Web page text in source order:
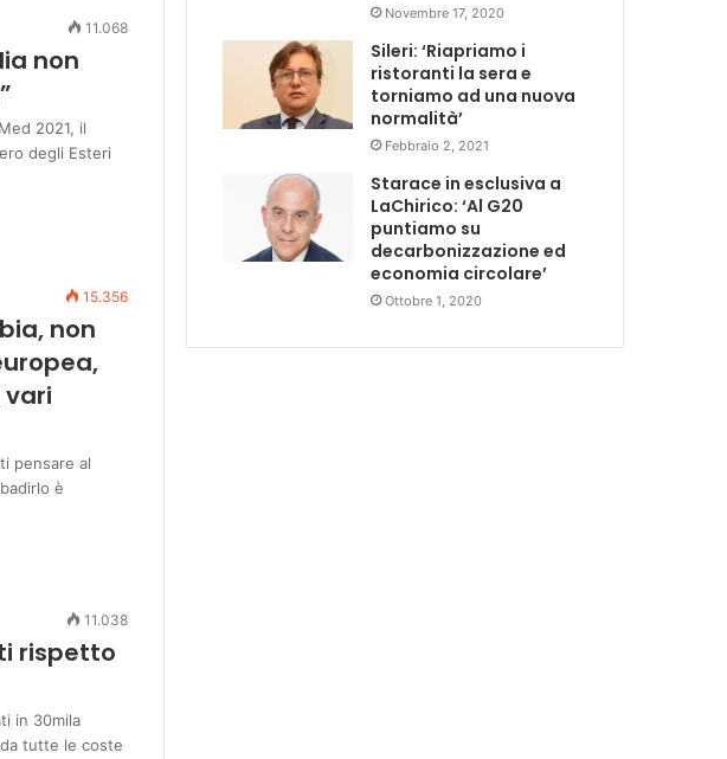
11.068
non
2021, il
degli Esteri
15.356
non
pensare al
è
11.038
rispetto
in 30mila
tutte le coste
Novembre 17, 2020
Sileri: ‘Riapriamo i
ristoranti la sera e
torniamo ad una nuova
normalità’
Febbraio 2, 2021
Starace in esclusiva a
LaChirico: ‘Al G20
puntiamo su
decarbonizzazione ed
economia circolare’
Ottobre 1, 2020